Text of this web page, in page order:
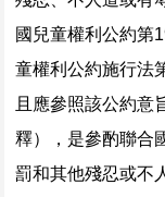
國兒童權利公約第
童權利公約施行法
且應參照該公約意
釋），是參酌聯合
罰和其他殘忍或不